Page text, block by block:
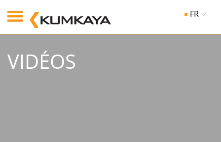
FR
VIDÉOS